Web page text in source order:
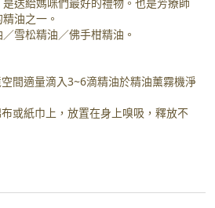
油之一。
雪松精油／佛手柑精油。
間適量滴入3~6滴精油於精油薰霧機淨
或紙巾上，放置在身上嗅吸，釋放不